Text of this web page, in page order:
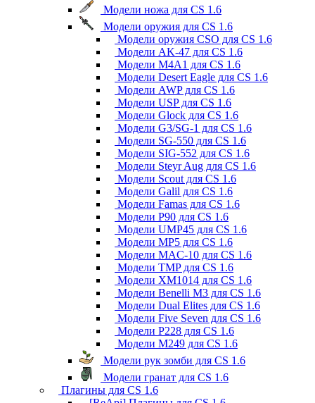
Модели ножа для CS 1.6
Модели оружия для CS 1.6
Модели оружия CSO для CS 1.6
Модели AK-47 для CS 1.6
Модели M4A1 для CS 1.6
Модели Desert Eagle для CS 1.6
Модели AWP для CS 1.6
Модели USP для CS 1.6
Модели Glock для CS 1.6
Модели G3/SG-1 для CS 1.6
Модели SG-550 для CS 1.6
Модели SIG-552 для CS 1.6
Модели Steyr Aug для CS 1.6
Модели Scout для CS 1.6
Модели Galil для CS 1.6
Модели Famas для CS 1.6
Модели P90 для CS 1.6
Модели UMP45 для CS 1.6
Модели MP5 для CS 1.6
Модели MAC-10 для CS 1.6
Модели TMP для CS 1.6
Модели XM1014 для CS 1.6
Модели Benelli M3 для CS 1.6
Модели Dual Elites для CS 1.6
Модели Five Seven для CS 1.6
Модели P228 для CS 1.6
Модели M249 для CS 1.6
Модели рук зомби для CS 1.6
Модели гранат для CS 1.6
Плагины для CS 1.6